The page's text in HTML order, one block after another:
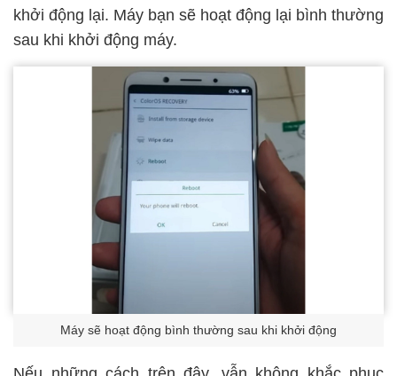
khởi động lại. Máy bạn sẽ hoạt động lại bình thường
sau khi khởi động máy.
Máy sẽ hoạt động bình thường sau khi khởi động